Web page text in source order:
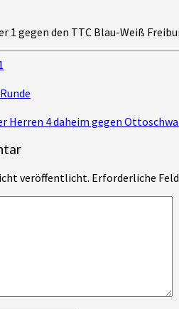
1 gegen den TTC Blau-Weiß
Herren 4 daheim gegen
veröffentlicht. Erforderliche